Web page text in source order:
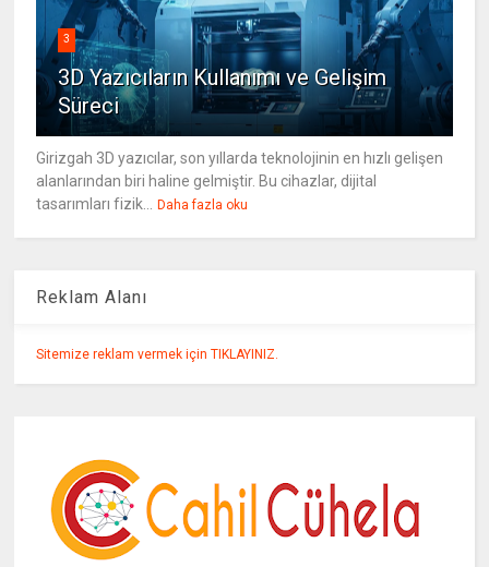
3
3D Yazıcıların Kullanımı ve Gelişim
Süreci
Girizgah 3D yazıcılar, son yıllarda teknolojinin en hızlı gelişen
alanlarından biri haline gelmiştir. Bu cihazlar, dijital
tasarımları fizik... Daha fazla oku
Reklam Alanı
Sitemize reklam vermek için TIKLAYINIZ.